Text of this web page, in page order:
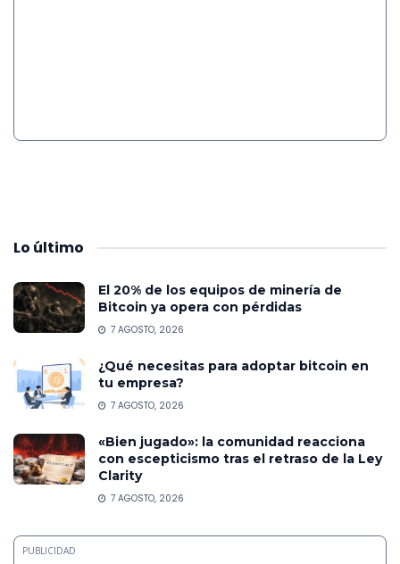
Lo último
El 20% de los equipos de minería de
Bitcoin ya opera con pérdidas
7 AGOSTO, 2026
¿Qué necesitas para adoptar bitcoin en
tu empresa?
7 AGOSTO, 2026
«Bien jugado»: la comunidad reacciona
con escepticismo tras el retraso de la Ley
Clarity
7 AGOSTO, 2026
PUBLICIDAD